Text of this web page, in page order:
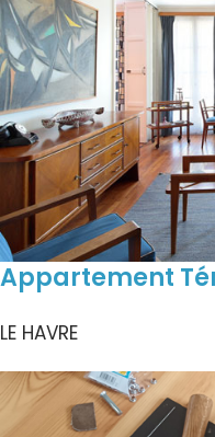
Appartement
LE HAVRE